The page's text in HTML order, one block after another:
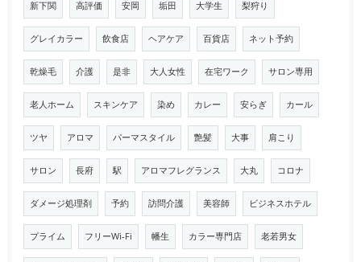
新下関 高評価 安岡 垢田 大学生 梨狩り
グレイカラー 飲食店 ヘアケア 百貨店 ネット予約
乾燥毛 介護 是非 大人女性 在宅ワーク サロン専用
老人ホーム スキンケア 染め カレー 安らぎ カール
ツヤ アロマ パーマスタイル 艶髪 大事 肩こり
サロン 長府 駅 アロマフレグランス 大丸 コロナ
ダメージ処理剤 予約 訪問介護 美容師 ビジネスホテル
プライム フリーWi-Fi 幡生 カラー専門店 老若男女